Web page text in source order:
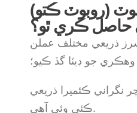
(روبوٽ ڪتو)
حاصل ڪري ٿو؟
ذريعي مختلف عملن
جو ڊيٽا گڏ ڪيو؛
نگراني ڪئميرا ذريعي
ڪئي وئي آهي.